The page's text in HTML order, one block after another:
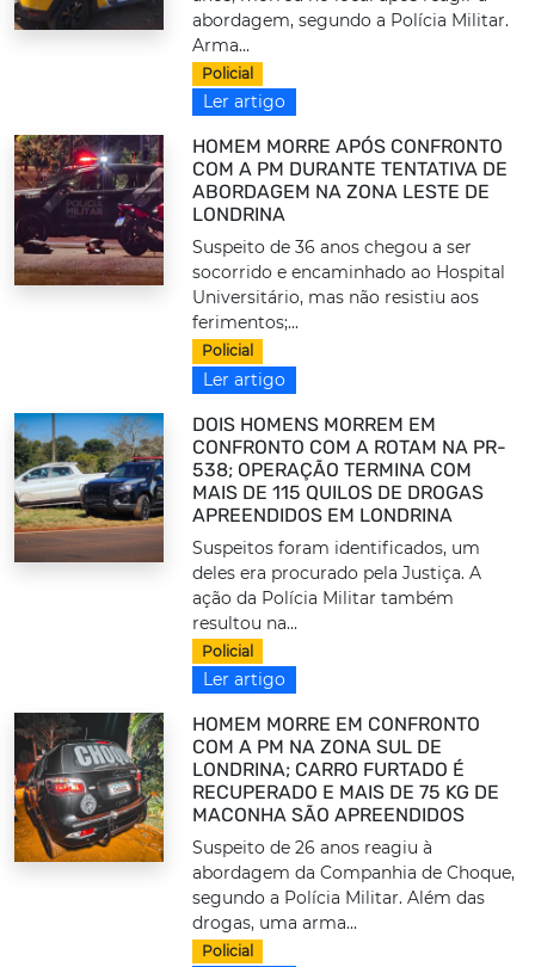
abordagem, segundo a Polícia Militar.
Arma...
Policial
Ler artigo
HOMEM MORRE APÓS CONFRONTO
COM A PM DURANTE TENTATIVA DE
ABORDAGEM NA ZONA LESTE DE
LONDRINA
Suspeito de 36 anos chegou a ser
socorrido e encaminhado ao Hospital
Universitário, mas não resistiu aos
ferimentos;...
Policial
Ler artigo
DOIS HOMENS MORREM EM
CONFRONTO COM A ROTAM NA PR-
538; OPERAÇÃO TERMINA COM
MAIS DE 115 QUILOS DE DROGAS
APREENDIDOS EM LONDRINA
Suspeitos foram identificados, um
deles era procurado pela Justiça. A
ação da Polícia Militar também
resultou na...
Policial
Ler artigo
HOMEM MORRE EM CONFRONTO
COM A PM NA ZONA SUL DE
LONDRINA; CARRO FURTADO É
RECUPERADO E MAIS DE 75 KG DE
MACONHA SÃO APREENDIDOS
Suspeito de 26 anos reagiu à
abordagem da Companhia de Choque,
segundo a Polícia Militar. Além das
drogas, uma arma...
Policial